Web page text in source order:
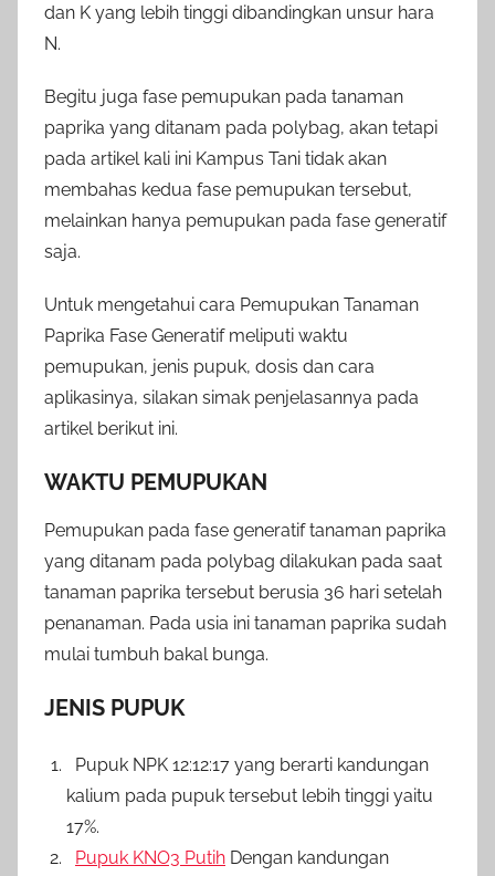
dan K yang lebih tinggi dibandingkan unsur hara
N.
Begitu juga fase pemupukan pada tanaman
paprika yang ditanam pada polybag, akan tetapi
pada artikel kali ini Kampus Tani tidak akan
membahas kedua fase pemupukan tersebut,
melainkan hanya pemupukan pada fase generatif
saja.
Untuk mengetahui cara Pemupukan Tanaman
Paprika Fase Generatif meliputi waktu
pemupukan, jenis pupuk, dosis dan cara
aplikasinya, silakan simak penjelasannya pada
artikel berikut ini.
WAKTU PEMUPUKAN
Pemupukan pada fase generatif tanaman paprika
yang ditanam pada polybag dilakukan pada saat
tanaman paprika tersebut berusia 36 hari setelah
penanaman. Pada usia ini tanaman paprika sudah
mulai tumbuh bakal bunga.
JENIS PUPUK
Pupuk NPK 12:12:17 yang berarti kandungan
kalium pada pupuk tersebut lebih tinggi yaitu
17%.
Pupuk KNO3 Putih Dengan kandungan